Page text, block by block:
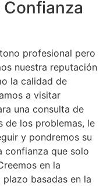
Confianza
profesional pero
nuestra reputación
la calidad de
a visitar
una consulta de
de los problemas, le
y pondremos su
confianza que solo
en la
basadas en la